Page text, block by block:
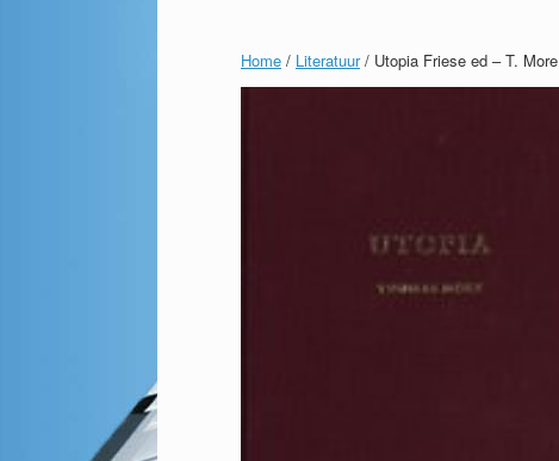
Home / Literatuur/ Utopia Friese ed – T. More